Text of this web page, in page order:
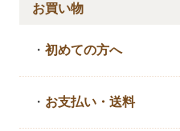
お買い物
・初めての方へ
・ お支払い・送料